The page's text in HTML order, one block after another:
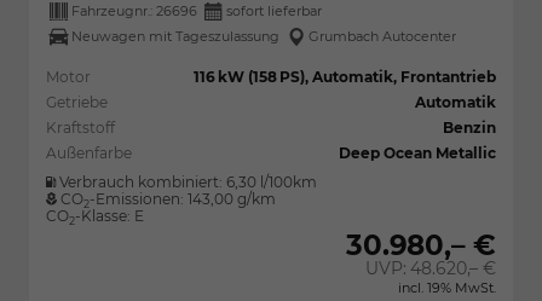
Fahrzeugnr.: 26696
sofort lieferbar
Neuwagen mit Tageszulassung
Grumbach Autocenter
Motor
116 kW (158 PS), Automatik, Frontantrieb
Getriebe
Automatik
Kraftstoff
Benzin
Außenfarbe
Deep Ocean Metallic
Verbrauch kombiniert: 6,30 l/100km
CO2-Emissionen: 143,00 g/km
CO2-Klasse: E
30.980,– €
UVP: 48.620,– €
incl. 19% MwSt.